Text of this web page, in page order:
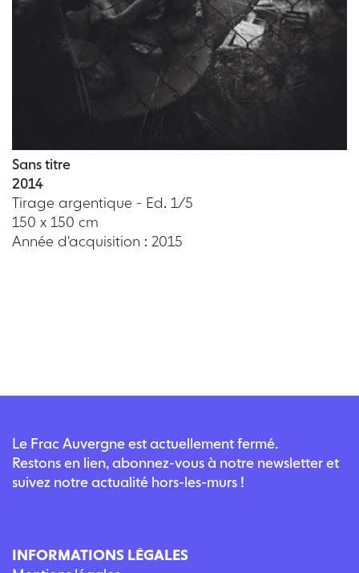
Sans titre
2014
Tirage argentique - Ed. 1/5
150 x 150 cm
Année d'acquisition : 2015
Le Frac Auvergne est actuellement fermé.
Restons en lien, abonnez-vous à notre newsletter et
suivez notre actualité hors-les-murs !
INFORMATIONS LÉGALES